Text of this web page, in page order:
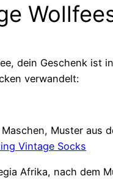
dein Geschenk ist
verwandelt:
Muster aus
Vintage Socks
Afrika, nach dem